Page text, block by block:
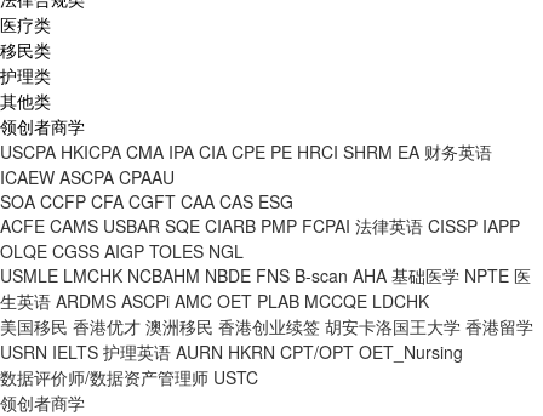
医疗类
移民类
护理类
其他类
领创者商学
USCPA HKICPA CMA IPA CIA CPE PE HRCI SHRM EA 财务英语
ICAEW ASCPA CPAAU
SOA CCFP CFA CGFT CAA CAS ESG
ACFE CAMS USBAR SQE CIARB PMP FCPAI 法律英语 CISSP IAPP
OLQE CGSS AIGP TOLES NGL
USMLE LMCHK NCBAHM NBDE FNS B-scan AHA 基础医学 NPTE 医
生英语 ARDMS ASCPi AMC OET PLAB MCCQE LDCHK
美国移民 香港优才 澳洲移民 香港创业续签 胡安卡洛国王大学 香港留学
USRN IELTS 护理英语 AURN HKRN CPT/OPT OET_Nursing
数据评价师/数据资产管理师 USTC
领创者商学